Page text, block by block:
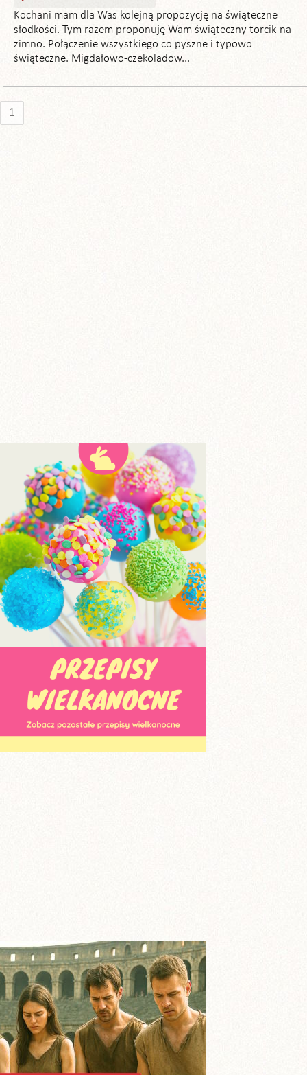
Kochani mam dla Was kolejną propozycję na świąteczne
słodkości. Tym razem proponuję Wam świąteczny torcik na
zimno. Połączenie wszystkiego co pyszne i typowo
świąteczne. Migdałowo-czekoladow...
1